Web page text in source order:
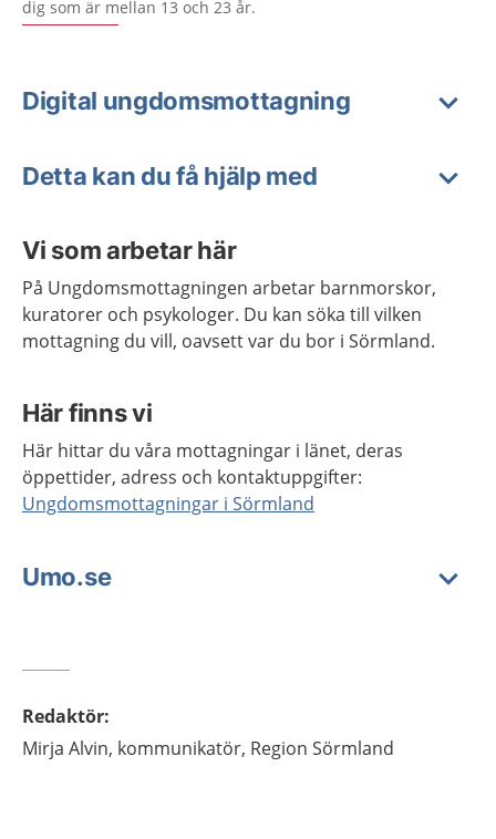
dig som är mellan 13 och 23 år.
Digital ungdomsmottagning
Detta kan du få hjälp med
Vi som arbetar här
På Ungdomsmottagningen arbetar barnmorskor,
kuratorer och psykologer. Du kan söka till vilken
mottagning du vill, oavsett var du bor i Sörmland.
Här finns vi
Här hittar du våra mottagningar i länet, deras
öppettider, adress och kontaktuppgifter:
Ungdomsmottagningar i Sörmland
Umo.se
Redaktör:
Mirja Alvin, kommunikatör, Region Sörmland